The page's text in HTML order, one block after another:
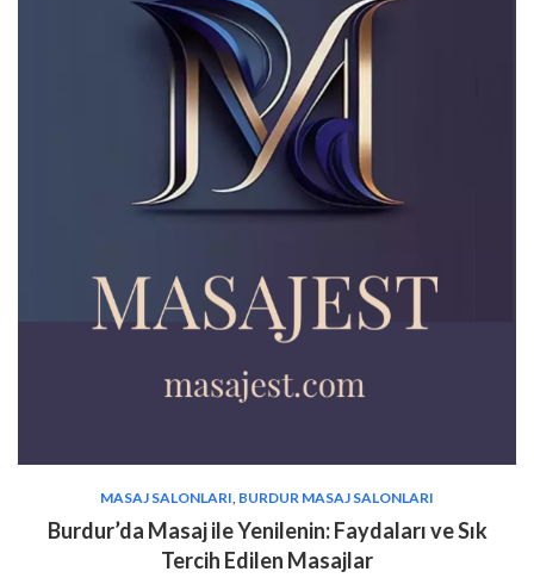
MASAJ SALONLARI BURDUR MASAJ SALONLARI
Burdur’da Masaj ile Yenilenin: Faydaları ve Sık
Tercih Edilen Masajlar